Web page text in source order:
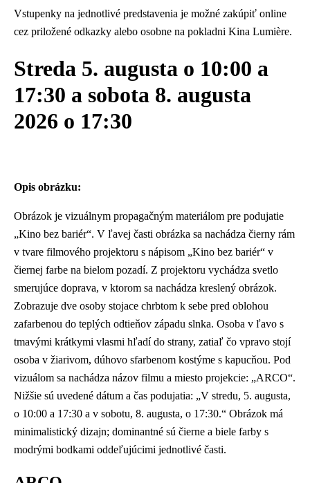
Vstupenky na jednotlivé predstavenia je možné zakúpiť online
cez priložené odkazky alebo osobne na pokladni Kina Lumière.
Streda 5. augusta o 10:00 a
17:30 a sobota 8. augusta
2026 o 17:30
Opis obrázku:
Obrázok je vizuálnym propagačným materiálom pre podujatie
„Kino bez bariér“. V ľavej časti obrázka sa nachádza čierny rám
v tvare filmového projektoru s nápisom „Kino bez bariér“ v
čiernej farbe na bielom pozadí. Z projektoru vychádza svetlo
smerujúce doprava, v ktorom sa nachádza kreslený obrázok.
Zobrazuje dve osoby stojace chrbtom k sebe pred oblohou
zafarbenou do teplých odtieňov západu slnka. Osoba v ľavo s
tmavými krátkymi vlasmi hľadí do strany, zatiaľ čo vpravo stojí
osoba v žiarivom, dúhovo sfarbenom kostýme s kapucňou. Pod
vizuálom sa nachádza názov filmu a miesto projekcie: „ARCO“.
Nižšie sú uvedené dátum a čas podujatia: „V stredu, 5. augusta,
o 10:00 a 17:30 a v sobotu, 8. augusta, o 17:30.“ Obrázok má
minimalistický dizajn; dominantné sú čierne a biele farby s
modrými bodkami oddeľujúcimi jednotlivé časti.